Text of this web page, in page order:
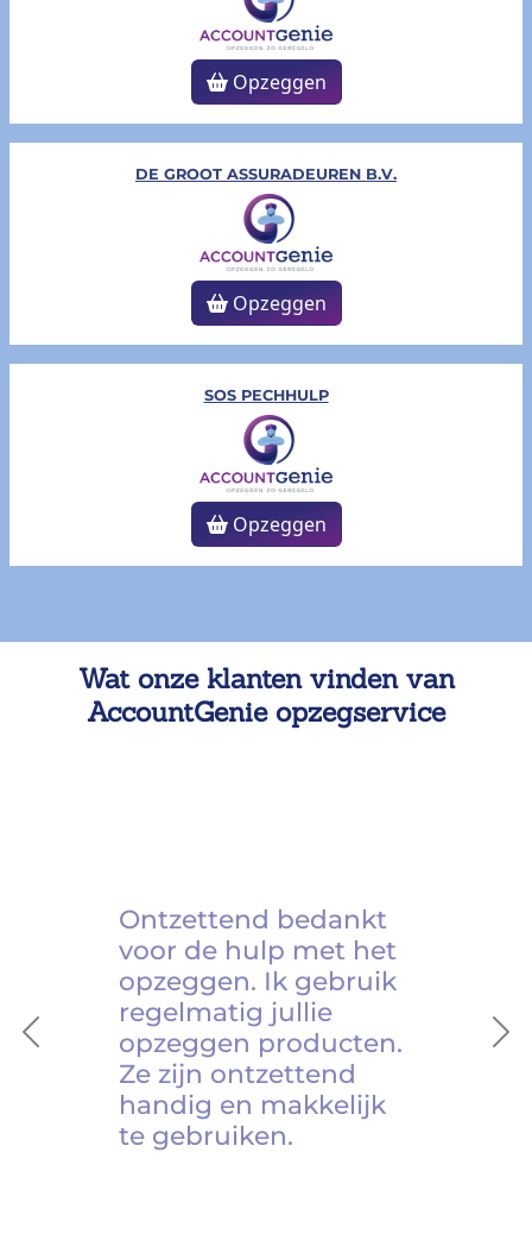
Opzeggen
DE GROOT ASSURADEUREN B.V.
Opzeggen
SOS PECHHULP
Opzeggen
Wat onze klanten vinden van
AccountGenie opzegservice
Previous
Ontzettend bedankt
voor de hulp met het
opzeggen. Ik gebruik
regelmatig jullie
opzeggen producten.
Ze zijn ontzettend
handig en makkelijk
te gebruiken.